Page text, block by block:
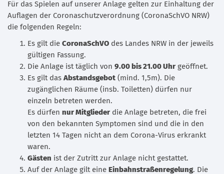
Für das Spielen auf unserer Anlage gelten zur Einhaltung der
Auflagen der Coronaschutzverordnung (CoronaSchVO NRW)
die folgenden Regeln:
Es gilt die CoronaSchVO des Landes NRW in der jeweils
gültigen Fassung.
Die Anlage ist täglich von 9.00 bis 21.00 Uhr geöffnet.
Es gilt das Abstandsgebot (mind. 1,5m). Die
zugänglichen Räume (insb. Toiletten) dürfen nur
einzeln betreten werden.
Es dürfen nur Mitglieder die Anlage betreten, die frei
von den bekannten Symptomen sind und die in den
letzten 14 Tagen nicht an dem Corona-Virus erkrankt
waren.
Gästen ist der Zutritt zur Anlage nicht gestattet.
Auf der Anlage gilt eine Einbahnstraßenregelung. Die